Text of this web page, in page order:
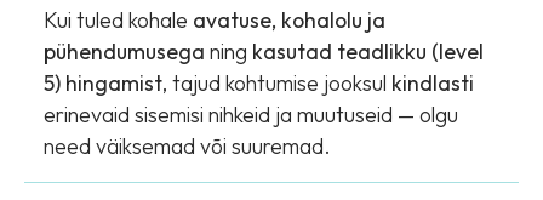
Kui tuled kohale avatuse, kohalolu ja
pühendumusega ning kasutad teadlikku (level
5) hingamist, tajud kohtumise jooksul kindlasti
erinevaid sisemisi nihkeid ja muutuseid — olgu
need väiksemad või suuremad.